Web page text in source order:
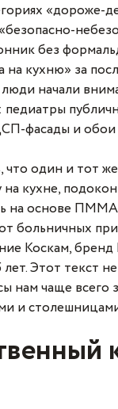
«дороже-
без
кухню» за
начали
фасады и
один и тот
кухне,
на основе
больничных
Коскам,
Этот текст
нам чаще
и